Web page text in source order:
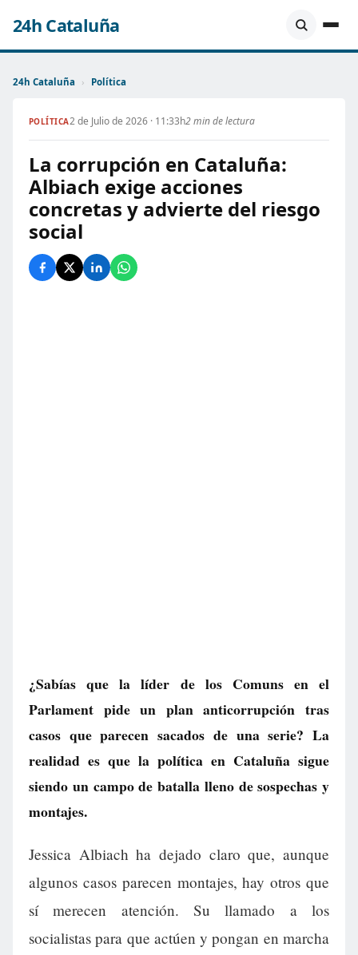
24h Cataluña
24h Cataluña › Política
POLÍTICA2 de Julio de 2026 · 11:33h2 min de lectura
La corrupción en Cataluña:
Albiach exige acciones
concretas y advierte del riesgo
social
¿Sabías que la líder de los Comuns en el
Parlament pide un plan anticorrupción tras
casos que parecen sacados de una serie? La
realidad es que la política en Cataluña sigue
siendo un campo de batalla lleno de sospechas y
montajes.
Jessica Albiach ha dejado claro que, aunque
algunos casos parecen montajes, hay otros que
sí merecen atención. Su llamado a los
socialistas para que actúen y pongan en marcha